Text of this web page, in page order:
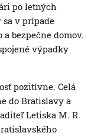
po letných
sa v prípade
bezpečne domov.
výpadky
pozitívne. Celá
do Bratislavy a
Letiska M. R.